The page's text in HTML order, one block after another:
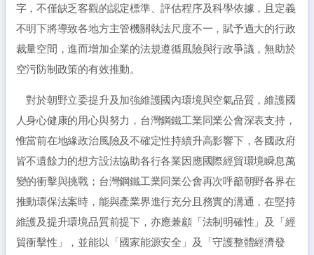
字，不僅缺乏客觀的認定標準、評估程序及科學依據，且定義
不明下將導致各地方主管機關執法尺度不一，賦予過大的行政
裁量空間，進而增加企業的法規遵循風險與行政爭議，無助於
空污防制政策的有效推動。
對於朝野立委提升及加強維護國內環境與空氣品質，維護國
人身心健康的用心與努力，台灣鋼鐵工業同業公會深表支持，
惟當前在地緣政治風險及不確定性持續升高影響下，各國政府
皆不遺餘力的想方設法協助各行各業因應國際經貿環境瞬息萬
變的衝擊與挑戰；台灣鋼鐵工業同業公會再次呼籲朝野各界在
推動環保法案時，能與產業界進行充分且務實的溝通，在堅持
維護及提升環境品質前提下，亦應兼顧「法制明確性」及「經
貿衝擊性」，並能以「國家能源安全」及「守護整體經濟發